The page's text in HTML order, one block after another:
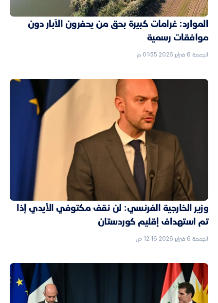
الموارد: غرامات كبيرة بحق من يحفرون الآبار دون
موافقات رسمية
الجمعة 6 فبراير 2026 01:55 م
وزير الخارجية الفرنسي: لن نقف مكتوفي الأيدي إذا
تم استهداف إقليم كوردستان
الجمعة 6 فبراير 2026 12:16 ص